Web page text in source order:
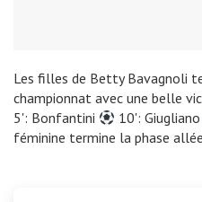
Les filles de Betty Bavagnoli
championnat avec une belle
5': Bonfantini
10': Giugliano
féminine termine la phase